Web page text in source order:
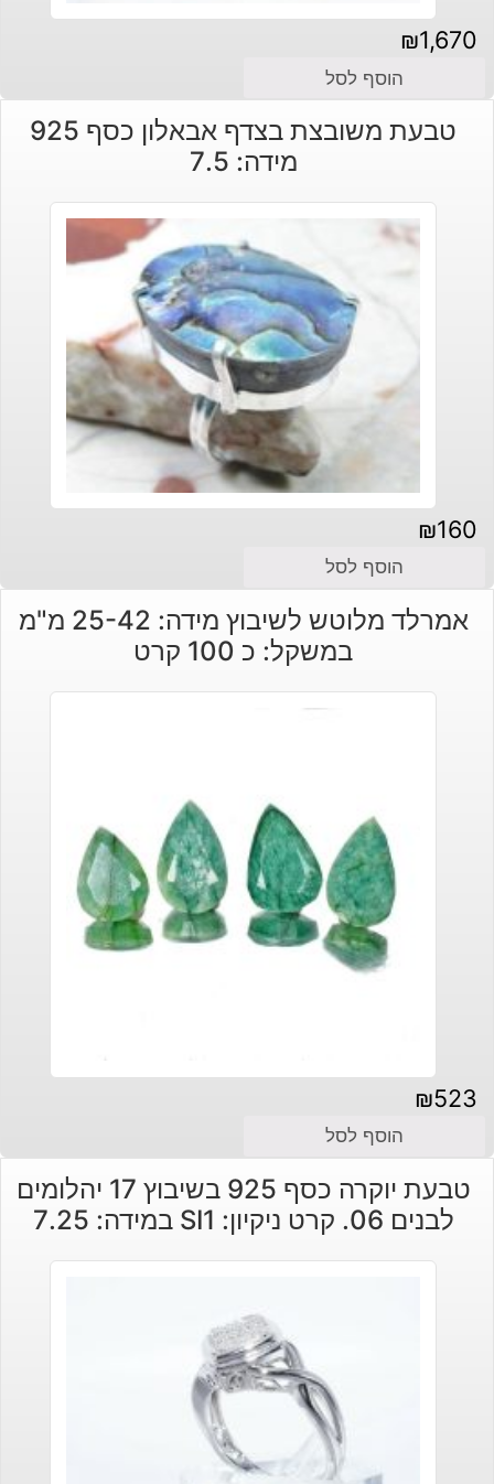
₪1,670
הוסף לסל
טבעת משובצת בצדף אבאלון כסף 925
מידה: 7.5
₪160
הוסף לסל
אמרלד מלוטש לשיבוץ מידה: 25-42 מ"מ
במשקל: כ 100 קרט
₪523
הוסף לסל
טבעת יוקרה כסף 925 בשיבוץ 17 יהלומים
לבנים 06. קרט ניקיון: SI1 במידה: 7.25